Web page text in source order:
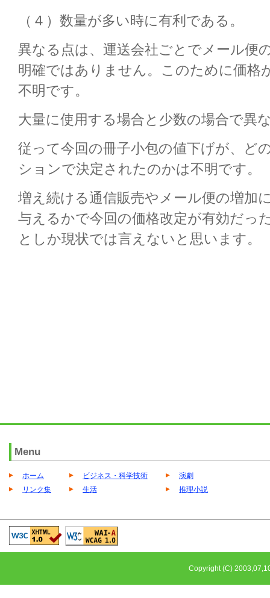
（４）数量が多い時に有利である。
異なる点は、運送会社ごとでメール便
明確ではありません。このために価格
不明です。
大量に使用する場合と少数の場合で異
従って今回の冊子小包の値下げが、ど
ションで決定されたのかは不明です。
増え続ける通信販売やメール便の増加
与えるかで今回の価格改定が有効だっ
としか現状では言えないと思います。
Menu
ホーム
リンク集
ビジネス・科学技術
生活
演劇
推理小説
Copyright (C)